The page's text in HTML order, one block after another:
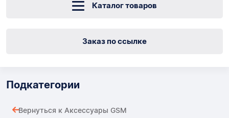
Каталог товаров
Заказ по ссылке
Подкатегории
Вернуться к Аксессуары GSM